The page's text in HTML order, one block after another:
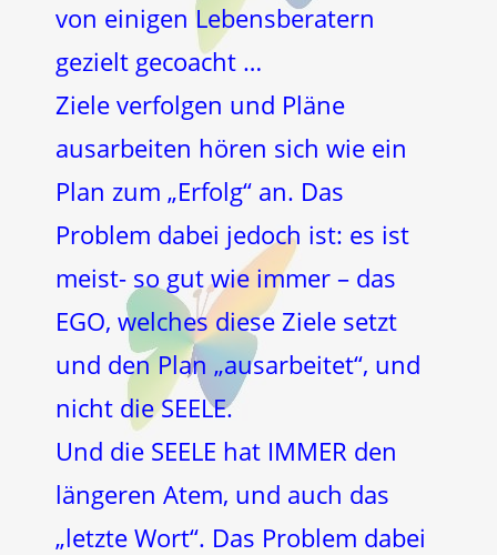
von einigen Lebensberatern
gezielt gecoacht …
Ziele verfolgen und Pläne
ausarbeiten hören sich wie ein
Plan zum „Erfolg“ an. Das
Problem dabei jedoch ist: es ist
meist- so gut wie immer – das
EGO, welches diese Ziele setzt
und den Plan „ausarbeitet“, und
nicht die SEELE.
Und die SEELE hat IMMER den
längeren Atem, und auch das
„letzte Wort“. Das Problem dabei